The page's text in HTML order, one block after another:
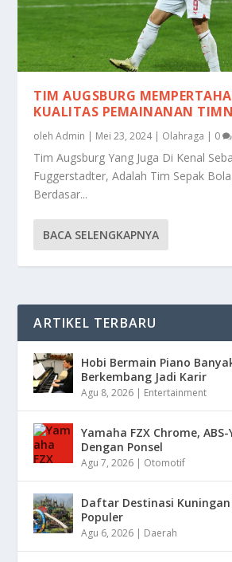
TIM AUGSBURG
KUALITAS PEMAINANAN
olehAdmin | Mei 23, 2024| Olahraga | 0
Tim Augsburg Yang Juga Di Kenal
Fuggerstadter, Adalah Tim Sepak
Berdasar...
BACA SELENGKAPNYA
ARTIKEL TERBARU
Hobi Bermain Piano
Berkembang Jadi Karir
Agu 8, 2026 | Entertainment
Yamaha FZX Chrome,
Dengan Ponsel
Agu 7, 2026 | Otomotif
Daftar Destinasi Kuningan
Populer
Agu 6, 2026 | Daerah